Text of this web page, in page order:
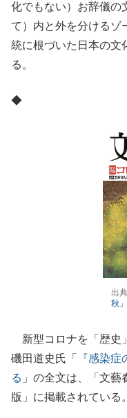
化でもない）お辞儀の
て）内と外を分けるゾ
統に根づいた日本の文
る。
◆
出典
秋
新型コロナを「歴史
磯田道史氏「
『感染
る 」の全文は、「文
版」に掲載されている。